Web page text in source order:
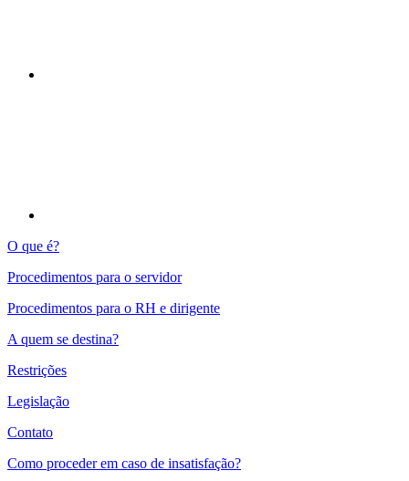
O que é?
Procedimentos para o servidor
Procedimentos para o RH e dirigente
A quem se destina?
Restrições
Legislação
Contato
Como proceder em caso de insatisfação?